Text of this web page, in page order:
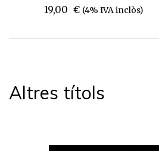
19,00 € (4% IVA inclòs)
Altres títols